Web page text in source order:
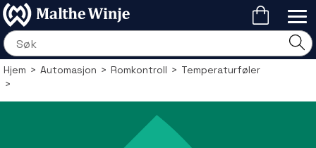
Hjem>Automasjon>Romkontroll>Temperaturføler
>